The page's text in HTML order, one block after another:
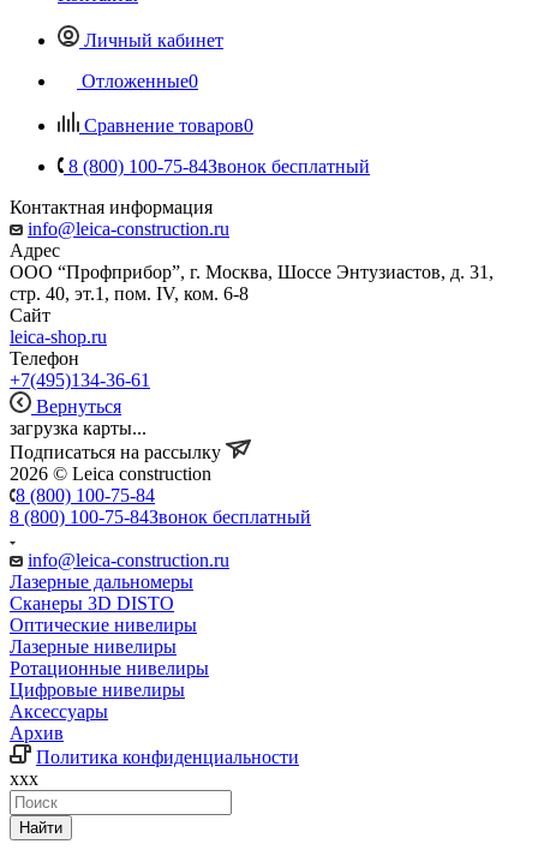
Личный кабинет
Отложенные0
Сравнение товаров0
8 (800) 100-75-84Звонок бесплатный
Контактная информация
info@leica-construction.ru
Адрес
ООО “Профприбор”, г. Москва, Шоссе Энтузиастов, д. 31,
стр. 40, эт.1, пом. IV, ком. 6-8
Сайт
leica-shop.ru
Телефон
+7(495)134-36-61
Вернуться
загрузка карты...
Подписаться на рассылку
2026 © Leica construction
8 (800) 100-75-84
8 (800) 100-75-84Звонок бесплатный
info@leica-construction.ru
Лазерные дальномеры
Сканеры 3D DISTO
Оптические нивелиры
Лазерные нивелиры
Ротационные нивелиры
Цифровые нивелиры
Аксессуары
Архив
Политика конфиденциальности
xxx
Найти